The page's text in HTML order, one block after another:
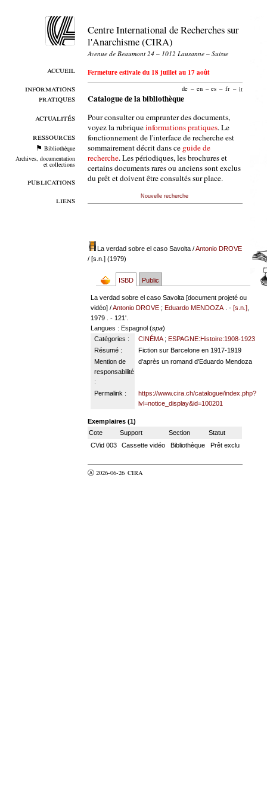
accueil
informations
pratiques
actualités
ressources
Bibliothèque
Archives, documentation
et collections
publications
liens
Centre International de Recherches sur
l'Anarchisme (CIRA)
Avenue de Beaumont 24 – 1012 Lausanne – Suisse
Fermeture estivale du 18 juillet au 17 août
de – en – es – fr – it
Catalogue de la bibliothèque
Pour consulter ou emprunter des documents,
voyez la rubriqueinformations pratiques. Le
fonctionnement de l'interface de recherche est
sommairement décrit dans ce guide de
recherche. Les périodiques, les brochures et
certains documents rares ou anciens sont exclus
du prêt et doivent être consultés sur place.
Nouvelle recherche
La verdad sobre el caso Savolta/Antonio DROVE
/ [s.n.] (1979)
ISBD Public
La verdad sobre el caso Savolta [document projeté ou
vidéo] /Antonio DROVE ;Eduardo MENDOZA . -[s.n.]
1979 . - 121'.
Langues : Espagnol (spa)
Catégories :
CINÉMA; ESPAGNE:Histoire:1908-1923
Résumé :
Fiction sur Barcelone en 1917-1919
Mention de
responsabilité
:
d'après un romand d'Eduardo Mendoza
Permalink :
https://www.cira.ch/catalogue/index.php?
lvl=notice_display&id=100201
Exemplaires (1)
Cote
Support Section
Statut
CVid 003
Cassette vidéo Bibliothèque Prêt exclu
Ⓐ 2026-06-26 CIRA